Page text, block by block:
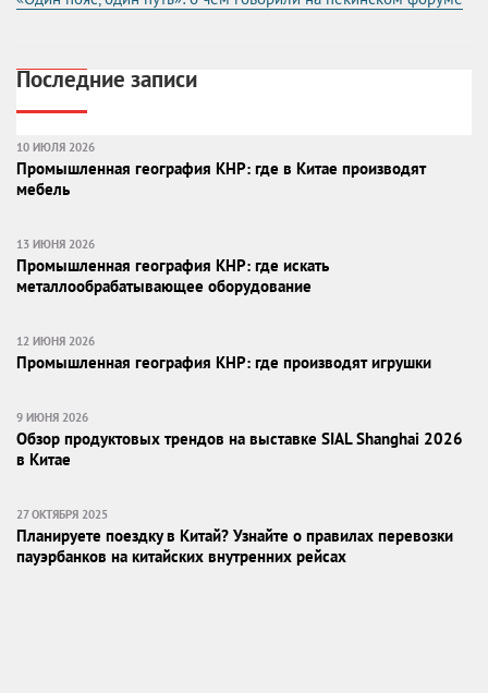
Последние записи
10 ИЮЛЯ 2026
Промышленная география КНР: где в Китае производят
мебель
13 ИЮНЯ 2026
Промышленная география КНР: где искать
металлообрабатывающее оборудование
12 ИЮНЯ 2026
Промышленная география КНР: где производят игрушки
9 ИЮНЯ 2026
Обзор продуктовых трендов на выставке SIAL Shanghai 2026
в Китае
27 ОКТЯБРЯ 2025
Планируете поездку в Китай? Узнайте о правилах перевозки
пауэрбанков на китайских внутренних рейсах